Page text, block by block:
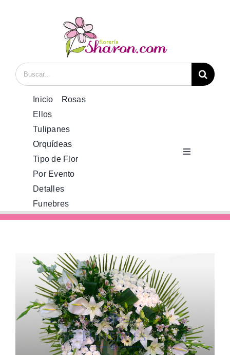
Buscar:
Toggle
Rosas
Tulipanes
Orquídeas
Tipo de Flor
Inicio
Rosas
Ellos
Tulipanes
Orquídeas
Tipo de Flor
Por Evento
Detalles
Funebres